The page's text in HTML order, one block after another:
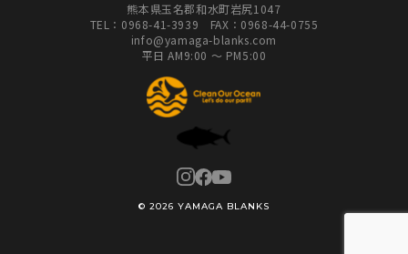
熊本県玉名郡和水町岩尻1047
TEL： 0968-41-3939 FAX：0968-44-0755
info@yamaga-blanks.com
平日 AM9:00 ～ PM5:00
© 2026 YAMAGA BLANKS